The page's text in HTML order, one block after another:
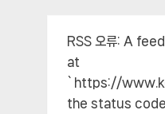
RSS 오류: A
at
`https://
the status